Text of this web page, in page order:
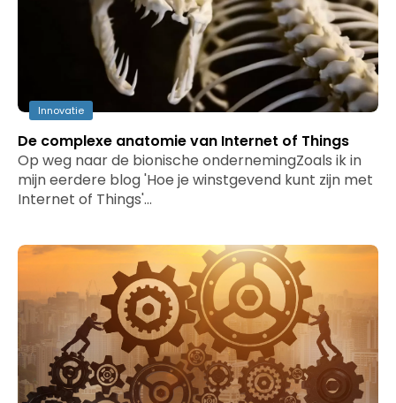
Innovatie
De complexe anatomie van Internet of Things
Op weg naar de bionische ondernemingZoals ik in
mijn eerdere blog 'Hoe je winstgevend kunt zijn met
Internet of Things'…